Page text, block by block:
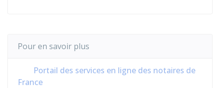
Pour en savoir plus
Portail des services en ligne des notaires de
France